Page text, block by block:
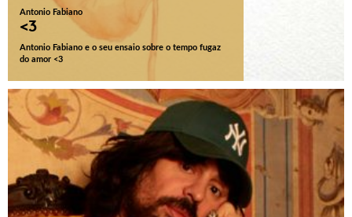
Antonio Fabiano
<3
Antonio Fabiano e o seu ensaio sobre o tempo fugaz
do amor <3